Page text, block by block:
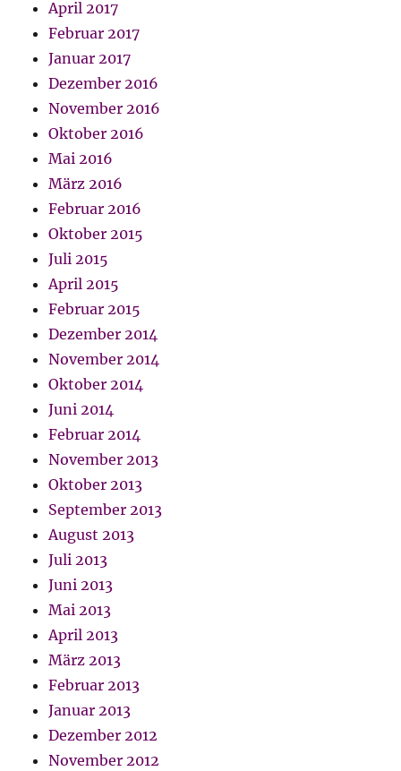
April 2017
Februar 2017
Januar 2017
Dezember 2016
November 2016
Oktober 2016
Mai 2016
März 2016
Februar 2016
Oktober 2015
Juli 2015
April 2015
Februar 2015
Dezember 2014
November 2014
Oktober 2014
Juni 2014
Februar 2014
November 2013
Oktober 2013
September 2013
August 2013
Juli 2013
Juni 2013
Mai 2013
April 2013
März 2013
Februar 2013
Januar 2013
Dezember 2012
November 2012